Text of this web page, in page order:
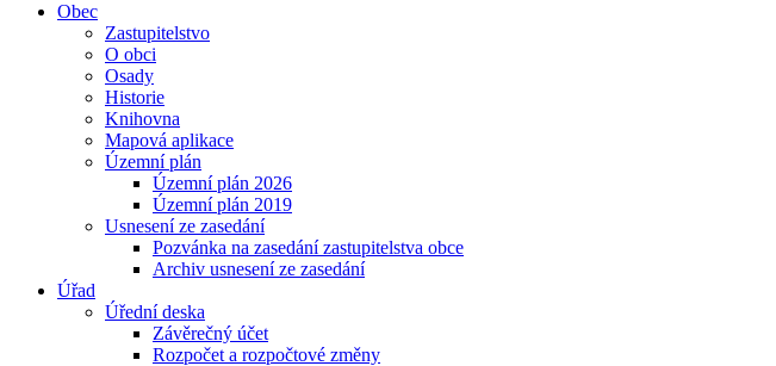
Obec
Zastupitelstvo
O obci
Osady
Historie
Knihovna
Mapová aplikace
Územní plán
Územní plán 2026
Územní plán 2019
Usnesení ze zasedání
Pozvánka na zasedání zastupitelstva obce
Archiv usnesení ze zasedání
Úřad
Úřední deska
Závěrečný účet
Rozpočet a rozpočtové změny